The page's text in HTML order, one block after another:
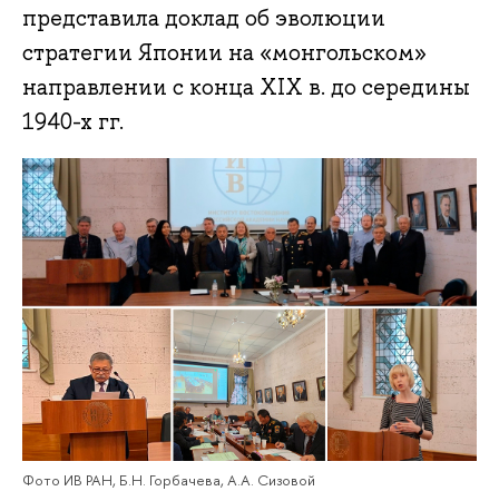
представила доклад об эволюции
стратегии Японии на «монгольском»
направлении с конца XIX в. до середины
1940-х гг.
Фото ИВ РАН, Б.Н. Горбачева, А.А. Сизовой